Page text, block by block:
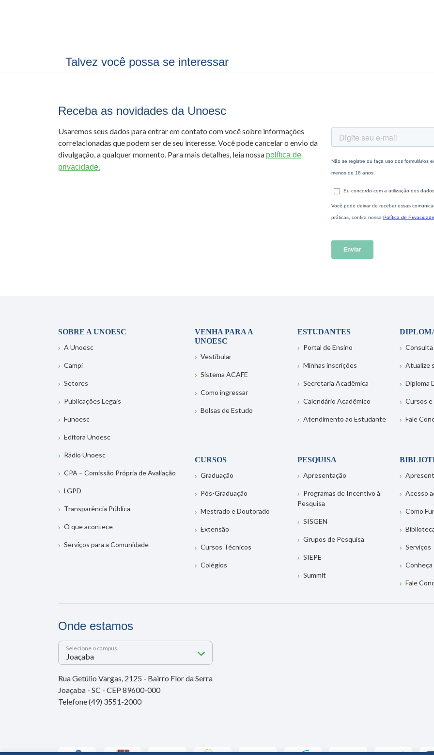
Talvez você possa se interessar
Receba as novidades da Unoesc
Usaremos seus dados para entrar em contato com você sobre informações
correlacionadas que podem ser de seu interesse. Você pode cancelar o envio da
divulgação, a qualquer momento. Para mais detalhes, leia nossa política de
privacidade.
SOBRE A UNOESC
A Unoesc
Campi
Setores
Publicações Legais
Funoesc
Editora Unoesc
Rádio Unoesc
CPA – Comissão Própria de Avaliação
LGPD
Transparência Pública
O que acontece
Serviços para a Comunidade
VENHA PARA A
UNOESC
Vestibular
Sistema ACAFE
Como ingressar
Bolsas de Estudo
ESTUDANTES
Portal de Ensino
Minhas inscrições
Secretaria Acadêmica
Calendário Acadêmico
Atendimento ao Estudante
Consulta
Atualize
Diploma
Cursos
Fale
CURSOS
Graduação
Pós-Graduação
Mestrado e Doutorado
Extensão
Cursos Técnicos
Colégios
PESQUISA
Apresentação
Programas de Incentivo à
Pesquisa
SISGEN
Grupos de Pesquisa
SIEPE
Summit
Acesso
Como
Serviços
Fale
Onde estamos
Selecione o campus
Rua Getúlio Vargas, 2125 - Bairro Flor da Serra
Joaçaba - SC - CEP 89600-000
Telefone (49) 3551-2000